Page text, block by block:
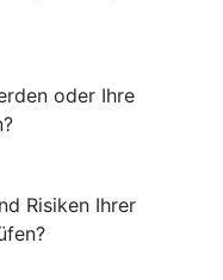
oder Ihre
Risiken Ihrer